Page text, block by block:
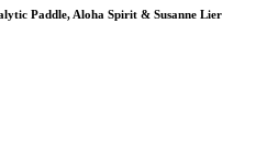
Paddle, Aloha Spirit & Susanne Lier